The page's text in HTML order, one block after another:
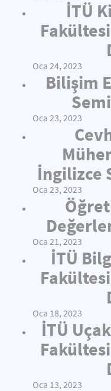
İTÜ
Oca 24, 2023
Bilişim
Oca 23, 2023
İngilizce
Oca 23, 2023
Oca 21, 2023
İTÜ
Oca 18, 2023
İTÜ
Oca 13, 2023